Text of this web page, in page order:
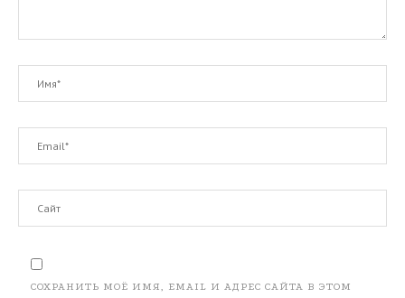
СОХРАНИТЬ МОЁ ИМЯ, EMAIL И АДРЕС САЙТА В ЭТОМ